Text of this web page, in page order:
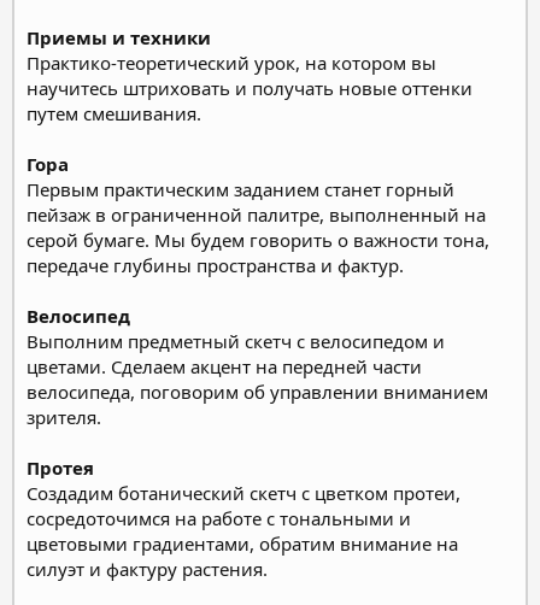
Приемы и техники
Практико-теоретический урок, на котором вы
научитесь штриховать и получать новые оттенки
путем смешивания.
Гора
Первым практическим заданием станет горный
пейзаж в ограниченной палитре, выполненный на
серой бумаге. Мы будем говорить о важности тона,
передаче глубины пространства и фактур.
Велосипед
Выполним предметный скетч с велосипедом и
цветами. Сделаем акцент на передней части
велосипеда, поговорим об управлении вниманием
зрителя.
Протея
Создадим ботанический скетч с цветком протеи,
сосредоточимся на работе с тональными и
цветовыми градиентами, обратим внимание на
силуэт и фактуру растения.